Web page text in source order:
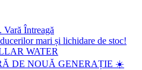
Întreagă
mari și lichidare de stoc!
WATER
DE NOUĂ GENERAȚIE ☀️